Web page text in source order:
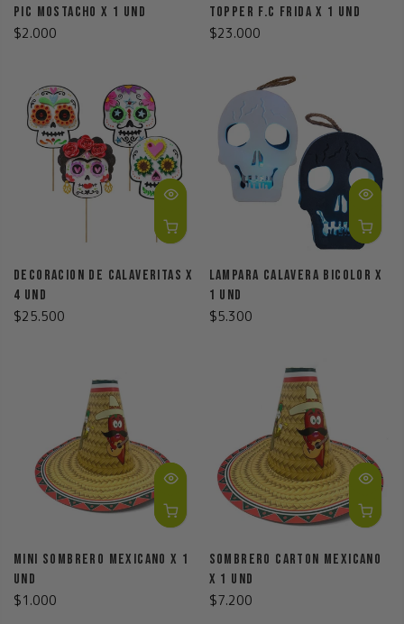
Pic Mostacho X 1 Und
$2.000
Topper F.C Frida X 1 Und
$23.000
Decoracion De Calaveritas X
4 Und
$25.500
Lampara Calavera Bicolor X
1 Und
$5.300
Mini Sombrero Mexicano X 1
Und
$1.000
Sombrero Carton Mexicano
X 1 Und
$7.200